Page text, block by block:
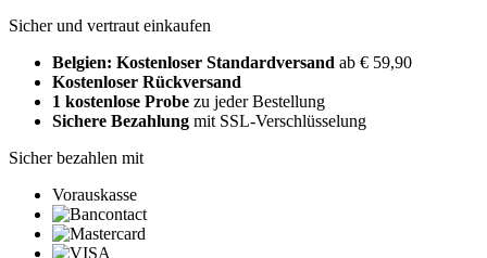
Sicher und vertraut einkaufen
Belgien: Kostenloser Standardversand ab € 59,90
Kostenloser Rückversand
1 kostenlose Probe zu jeder Bestellung
Sichere Bezahlung mit SSL-Verschlüsselung
Sicher bezahlen mit
Vorauskasse